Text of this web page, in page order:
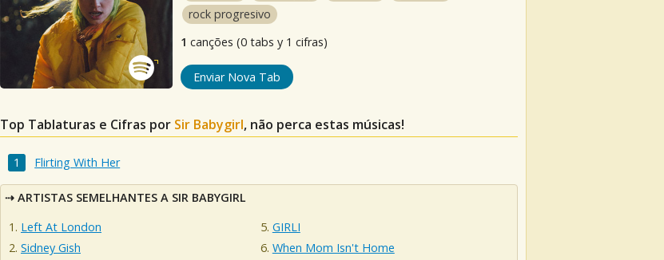
rock progresivo
1 canções (0 tabs y 1 cifras)
Enviar Nova Tab
Top Tablaturas e Cifras por Sir Babygirl, não perca estas músicas!
Flirting With Her
ARTISTAS SEMELHANTES A SIR BABYGIRL
Left At London
Sidney Gish
GIRLI
When Mom Isn't Home